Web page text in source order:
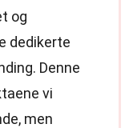
og
dedikerte
Denne
vi
men